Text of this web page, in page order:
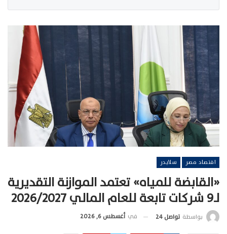
اقتصاد مصر سلايدر
«القابضة للمياه» تعتمد الموازنة التقديرية
لـ9 شركات تابعة للعام المالي 2026/2027
بواسطة تواصل 24 في أغسطس 6, 2026